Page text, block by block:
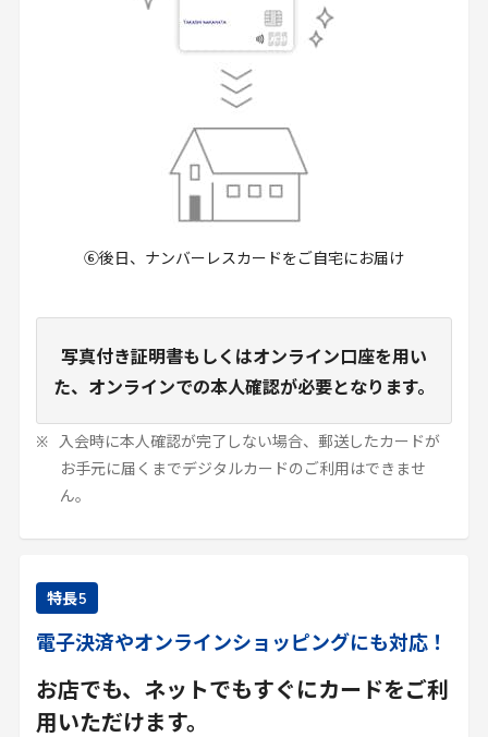
⑥後日、ナンバーレスカードをご自宅にお届け
写真付き証明書もしくはオンライン口座を用い
た、オンラインでの本人確認が必要となります。
入会時に本人確認が完了しない場合、郵送したカードが
お手元に届くまでデジタルカードのご利用はできませ
ん。
特長5
電子決済やオンラインショッピングにも対応！
お店でも、ネットでもすぐにカードをご利
用いただけます。